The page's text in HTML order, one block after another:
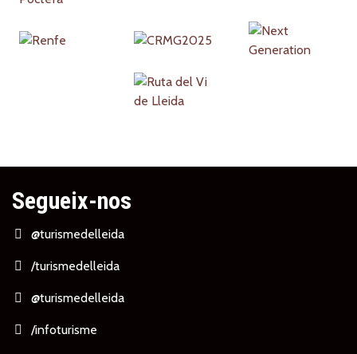
Segueix-nos
@turismedelleida
/turismedelleida
@turismedelleida
/infoturisme